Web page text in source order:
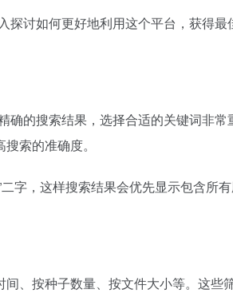
讨如何更好地利用这个平台，获得
的搜索结果，选择合适的关键词非
索的准确度。
字，这样搜索结果会优先显示包含
、按种子数量、按文件大小等。这